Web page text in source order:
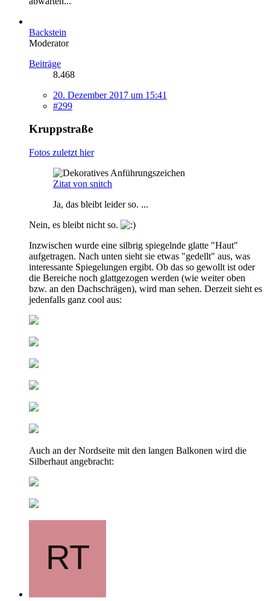
Backstein
Moderator
Beiträge
8.468
20. Dezember 2017 um 15:41
#299
Kruppstraße
Fotos zuletzt hier
Zitat von snitch
Ja, das bleibt leider so. ...
Nein, es bleibt nicht so.
Inzwischen wurde eine silbrig spiegelnde glatte "Haut"
aufgetragen. Nach unten sieht sie etwas "gedellt" aus, was
interessante Spiegelungen ergibt. Ob das so gewollt ist oder
die Bereiche noch glattgezogen werden (wie weiter oben
bzw. an den Dachschrägen), wird man sehen. Derzeit sieht es
jedenfalls ganz cool aus:
Auch an der Nordseite mit den langen Balkonen wird die
Silberhaut angebracht: